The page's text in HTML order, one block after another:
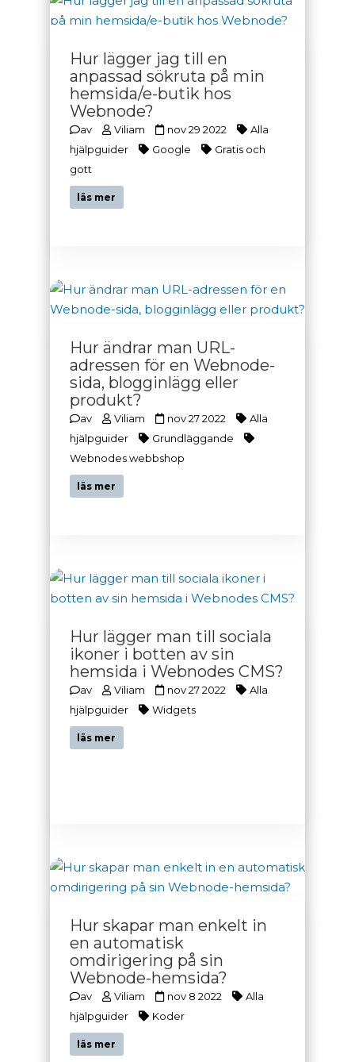
Hur lägger jag till en
anpassad sökruta på min
hemsida/e-butik hos
Webnode?
av Viliam nov 29 2022
Alla
hjälpguider
Google
Gratis och
gott
läs mer
Hur ändrar man URL-
adressen för en Webnode-
sida, blogginlägg eller
produkt?
av Viliam nov 27 2022
Alla
hjälpguider
Grundläggande
Webnodes webbshop
läs mer
Hur lägger man till sociala
ikoner i botten av sin
hemsida i Webnodes CMS?
av Viliam nov 27 2022
Alla
hjälpguider
Widgets
läs mer
Hur skapar man enkelt in
en automatisk
omdirigering på sin
Webnode-hemsida?
av Viliam nov 8 2022
Alla
hjälpguider
Koder
läs mer